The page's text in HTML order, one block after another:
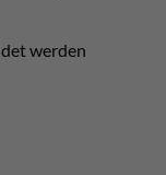
werden